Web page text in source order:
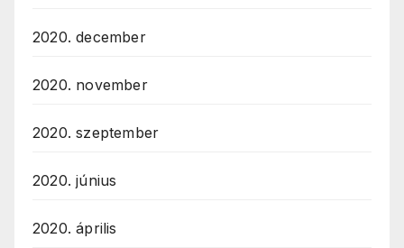
2020. december
2020. november
2020. szeptember
2020. június
2020. április